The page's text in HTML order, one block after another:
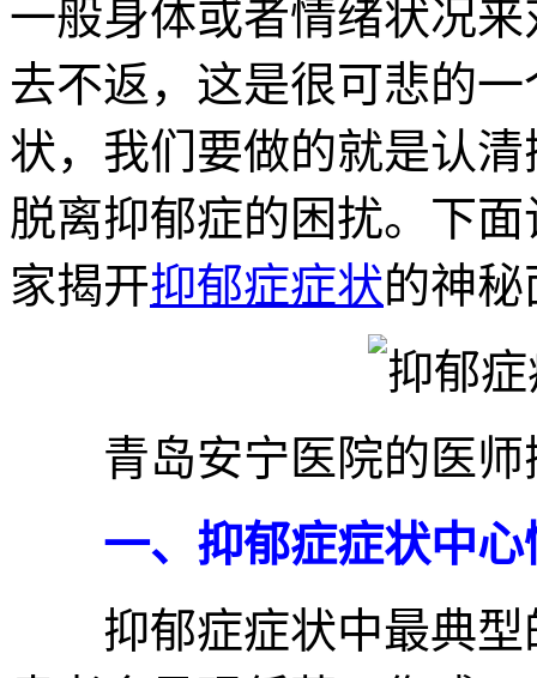
一般身体或者情绪状况
去不返，这是很可悲的
状，我们要做的就是认
脱离抑郁症的困扰。下面
家揭开抑郁症症状的神
青岛安宁医院的医师
一、抑郁症症状中心
抑郁症症状中最典型